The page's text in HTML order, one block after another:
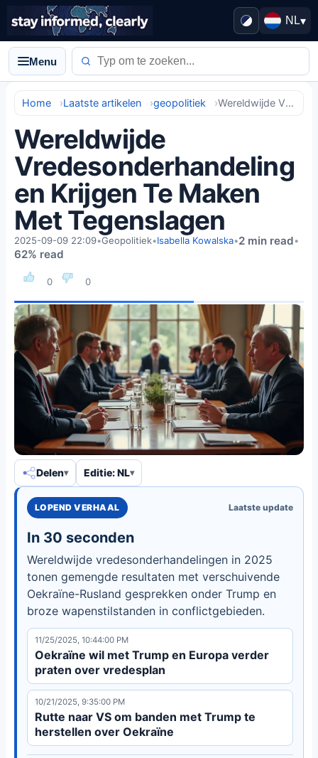
NL▾
Menu
Home Laatste artikelen geopolitiek Wereldwijde Vredesonderhandelingen Krijgen Te Maken Met Tegenslagen
Wereldwijde
Vredesonderhandeling
en Krijgen Te Maken
Met Tegenslagen
0 0
2025-09-09 22:09•Geopolitiek•Isabella Kowalska•2 min read•
62% read
Delen Editie: NL
LOPEND VERHAAL Laatste update
In 30 seconden
Wereldwijde vredesonderhandelingen in 2025
tonen gemengde resultaten met verschuivende
Oekraïne-Rusland gesprekken onder Trump en
broze wapenstilstanden in conflictgebieden.
11/25/2025, 10:44:00 PM
Oekraïne wil met Trump en Europa verder
praten over vredesplan
10/21/2025, 9:35:00 PM
Rutte naar VS om banden met Trump te
herstellen over Oekraïne